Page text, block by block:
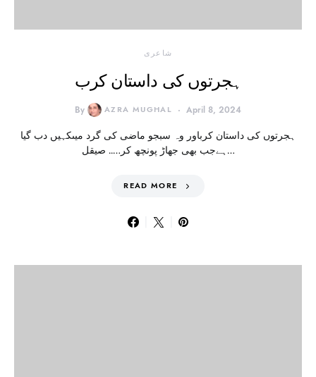
شاعری
ہجرتوں کی داستان کرب
By AZRA MUGHAL April 8, 2024
ہجرتوں کی داستان کرباور وہ سبجو ماضی کی گرد میںکہیں دب گیا
ہےجب بھی جھاڑ پونچھ کر….. صیقل…
READ MORE